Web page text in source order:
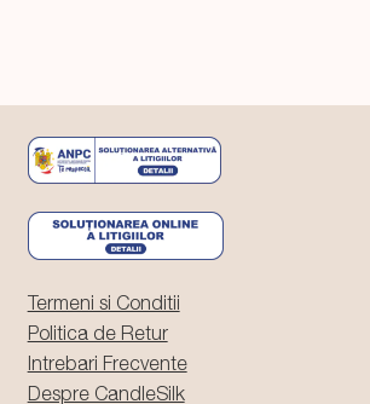
Termeni si Conditii
Politica de Retur
Intrebari Frecvente
Despre CandleSilk